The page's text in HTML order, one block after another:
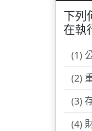
下列
在執
(1)
(2)
(3)
(4)